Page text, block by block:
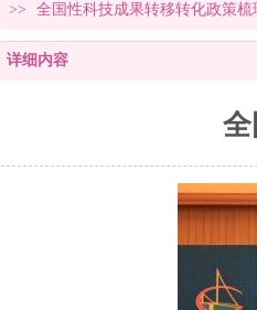
>> 全国性科技成果转移转化政策梳
详细内容